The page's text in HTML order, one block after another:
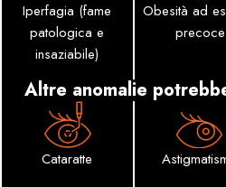
Iperfagia (fame
patologica e
insaziabile)
Obesità ad
precoce
Altre anomalie
Cataratte